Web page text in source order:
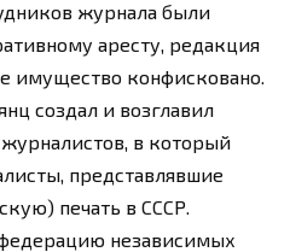
журнала были
аресту, редакция
имущество конфисковано.
создал и возглавил
в который
представлявшие
печать в СССР.
независимых